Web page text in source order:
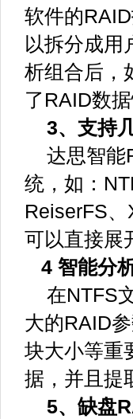
软件的
以拆分成用
析组合后，
了RAID数据
3、支持
达思智能
统，如：
ReiserFS
可以直接展
4 智能分
在NTFS
大的RAID
块大小等重
据，并且提
5、缺盘